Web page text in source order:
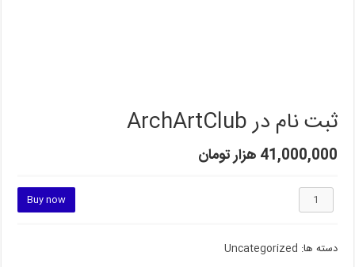
ثبت نام در ArchArtClub
41,000,000 هزار تومان
ثبت
نام
عدد
Buy now
دسته ها: Uncategorized